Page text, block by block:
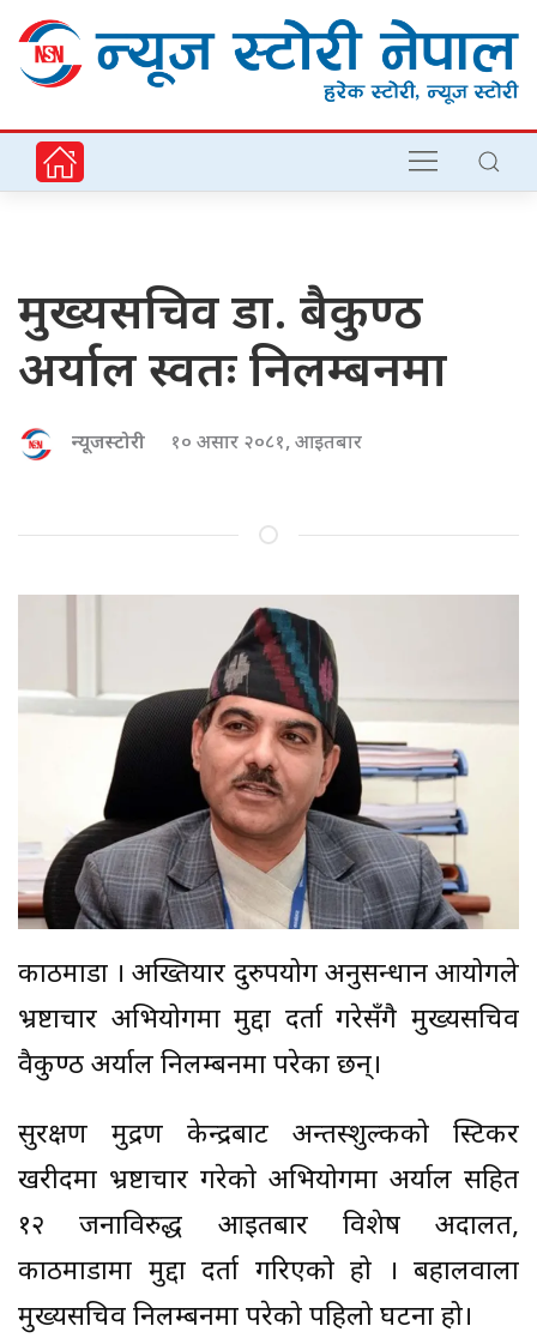
मुख्यसचिव डा. बैकुण्ठ
अर्याल स्वतः निलम्बनमा
न्यूजस्टोरी १० असार २०८१, आइतबार
काठमाडौं । अख्तियार दुरुपयोग अनुसन्धान आयोगले
भ्रष्टाचार अभियोगमा मुद्दा दर्ता गरेसँगै मुख्यसचिव
वैकुण्ठ अर्याल निलम्बनमा परेका छन्।
सुरक्षण मुद्रण केन्द्रबाट अन्तस्शुल्कको स्टिकर
खरीदमा भ्रष्टाचार गरेको अभियोगमा अर्याल सहित
१२ जनाविरुद्ध आइतबार विशेष अदालत,
काठमाडौंमा मुद्दा दर्ता गरिएको हो । बहालवाला
मुख्यसचिव निलम्बनमा परेको पहिलो घटना हो।